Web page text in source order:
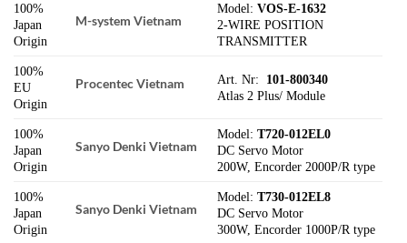
100%
Japan
Origin
M-system Vietnam
Model:VOS-E-1632
2-WIRE POSITION
TRANSMITTER
100%
EU
Origin
Procentec Vietnam Art. Nr: 101-800340
Atlas 2 Plus/ Module
100%
Japan
Origin
Sanyo Denki Vietnam
Model:T720-012EL0
DC Servo Motor
200W, Encorder 2000P/R type
100%
Japan
Origin
Sanyo Denki Vietnam
Model:T730-012EL8
DC Servo Motor
300W, Encorder 1000P/R type